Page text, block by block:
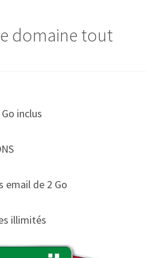
domaine tout
inclus
email de 2 Go
illimités